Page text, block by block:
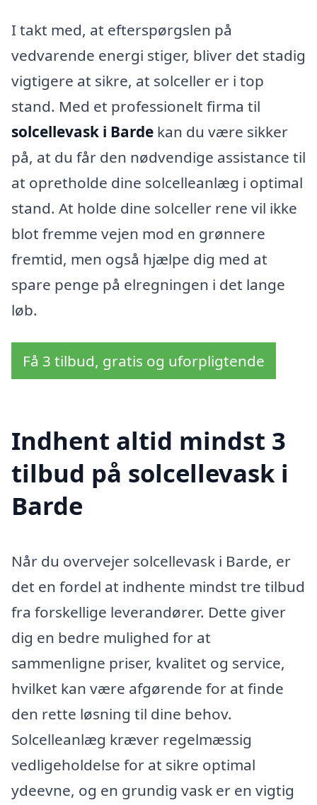
I takt med, at efterspørgslen på
vedvarende energi stiger, bliver det stadig
vigtigere at sikre, at solceller er i top
stand. Med et professionelt firma til
solcellevask i Barde kan du være sikker
på, at du får den nødvendige assistance til
at opretholde dine solcelleanlæg i optimal
stand. At holde dine solceller rene vil ikke
blot fremme vejen mod en grønnere
fremtid, men også hjælpe dig med at
spare penge på elregningen i det lange
løb.
Få 3 tilbud, gratis og uforpligtende
Indhent altid mindst 3
tilbud på solcellevask i
Barde
Når du overvejer solcellevask i Barde, er
det en fordel at indhente mindst tre tilbud
fra forskellige leverandører. Dette giver
dig en bedre mulighed for at
sammenligne priser, kvalitet og service,
hvilket kan være afgørende for at finde
den rette løsning til dine behov.
Solcelleanlæg kræver regelmæssig
vedligeholdelse for at sikre optimal
ydeevne, og en grundig vask er en vigtig